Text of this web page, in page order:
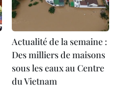
Actualité de la semaine :
Des milliers de maisons
sous les eaux au Centre
du Vietnam